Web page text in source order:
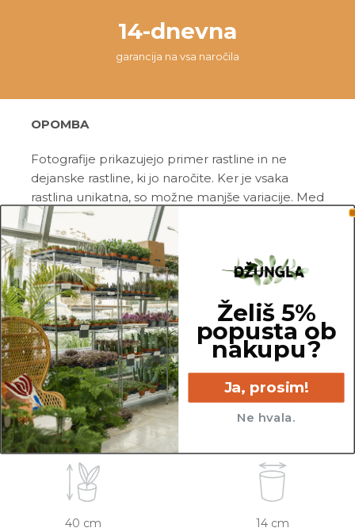
14-dnevna
garancija na vsa naročila
OPOMBA
Fotografije prikazujejo primer rastline in ne
dejanske rastline, ki jo naročite. Ker je vsaka
rastlina unikatna, so možne manjše variacije. Med
prikazano in kupljeno rastlino so lahko manjše
razlike v velikosti, variegaciji, številu listov, vej,
cvetov, itd …
Pred pošiljanjem vse rastline skrbno
pregledamo in zagotovimo, da gredo na pot
zdrave in čim bolj podobne izdelku na fotografiji.
Vse rastline so primarno v plastičnih sadilnih
lončkih. Višino sadilnega lonca je možno razbrati
iz slike z metrom. Okrasni lonec ni vključen v
ceno.
40 cm 14 cm
Želiš 5%
popusta ob
nakupu?
Ja, prosim!
Ne hvala.